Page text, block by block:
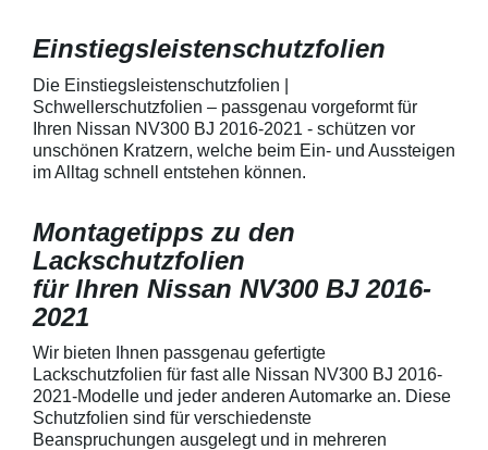
150 µmSchützt
Lack in der
Fingenägel
bestmöglichem
Kratzer und
Einstiegsleistenschutzfolien
Die Einstiegsleistenschutzfolien |
Schwellerschutzfolien – passgenau vorgeformt für
Ihren Nissan NV300 BJ 2016-2021 - schützen vor
unschönen Kratzern, welche beim Ein- und Aussteigen
im Alltag schnell entstehen können.
Montagetipps zu den
Lackschutzfolien
für Ihren Nissan NV300 BJ 2016-
2021
Wir bieten Ihnen passgenau gefertigte
Lackschutzfolien für fast alle Nissan NV300 BJ 2016-
2021-Modelle und jeder anderen Automarke an. Diese
Schutzfolien sind für verschiedenste
Beanspruchungen ausgelegt und in mehreren